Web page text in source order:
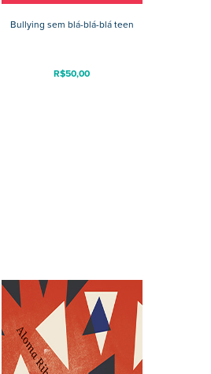
Bullying sem blá-blá-blá teen
R$50,00